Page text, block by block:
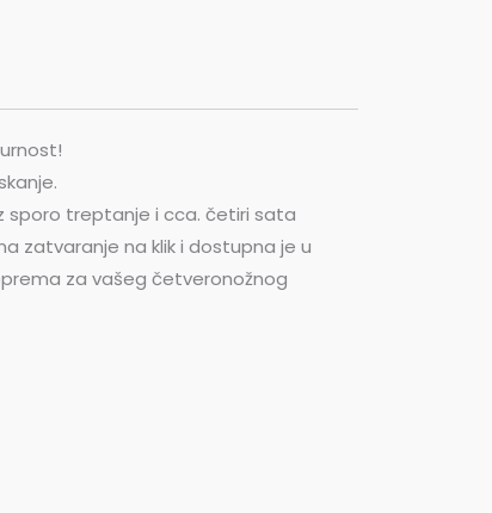
sporo treptanje i cca. četiri sata
zatvaranje na klik i dostupna je u
za vašeg četveronožnog